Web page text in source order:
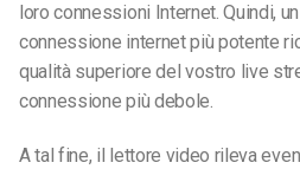
loro connessioni Internet. Quindi,
connessione internet più potente
qualità superiore del vostro live
connessione più debole.
A tal fine, il lettore video rileva